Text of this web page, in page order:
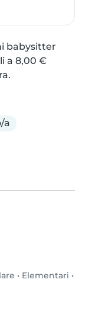
babysitter
a 8,00 €
a
• Elementari •